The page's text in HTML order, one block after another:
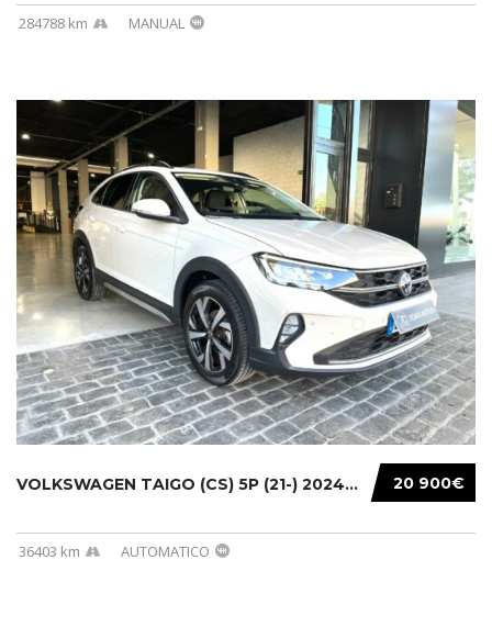
284788 km MANUAL
20 900€
VOLKSWAGEN TAIGO (CS) 5P (21-) 2024...
36403 km AUTOMATICO